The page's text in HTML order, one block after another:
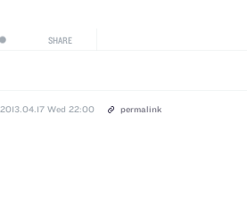
SHARE
2013.04.17 Wed 22:00 permalink